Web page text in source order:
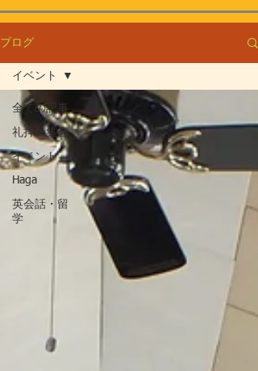
ブログ
全ての記事
礼拝・集会
イベント
Haga
英会話・留
学
イベント